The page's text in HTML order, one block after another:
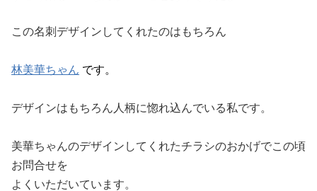
この名刺デザインしてくれたのはもちろん
林美華ちゃん です。
デザインはもちろん人柄に惚れ込んでいる私です。
美華ちゃんのデザインしてくれたチラシのおかげでこの頃
お問合せを
よくいただいています。